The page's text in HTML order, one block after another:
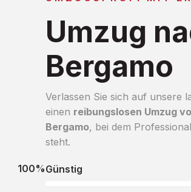
Umzug
Bergamo
Verlassen Sie sich auf unsere
einen reibungslosen Umzug
Bergamo, bei dem
steht.
Günstig
100%